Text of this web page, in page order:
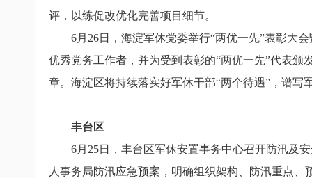
评，以练促改优化完善项目细节。
6月26日，海淀军休党委举行“两优一先”表彰大
优秀党务工作者，并为受到表彰的“两优一先”代表
章。海淀区将持续落实好军休干部“两个待遇”，谱写
丰台区
6月25日，丰台区军休安置事务中心召开防汛及
人事务局防汛应急预案，明确组织架构、防汛重点